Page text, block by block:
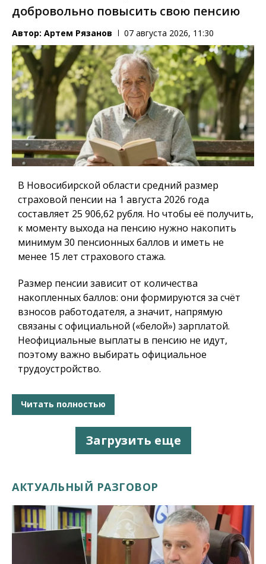
добровольно повысить свою пенсию
Автор: Артем Рязанов 07 августа 2026, 11:30
В Новосибирской области средний размер
страховой пенсии на 1 августа 2026 года
составляет 25 906,62 рубля. Но чтобы её получить,
к моменту выхода на пенсию нужно накопить
минимум 30 пенсионных баллов и иметь не
менее 15 лет страхового стажа.
Размер пенсии зависит от количества
накопленных баллов: они формируются за счёт
взносов работодателя, а значит, напрямую
связаны с официальной («белой») зарплатой.
Неофициальные выплаты в пенсию не идут,
поэтому важно выбирать официальное
трудоустройство.
Читать полностью
Загрузить еще
АКТУАЛЬНЫЙ РАЗГОВОР